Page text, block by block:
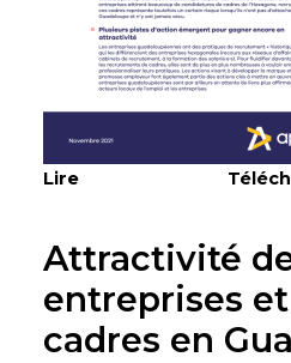
Lire
Attractivité
entreprises
cadres en